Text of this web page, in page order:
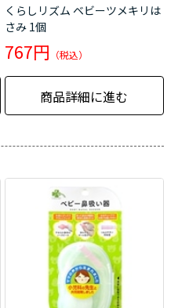
くらしリズム ベビーツメキリは
さみ 1個
767円
商品詳細に進む